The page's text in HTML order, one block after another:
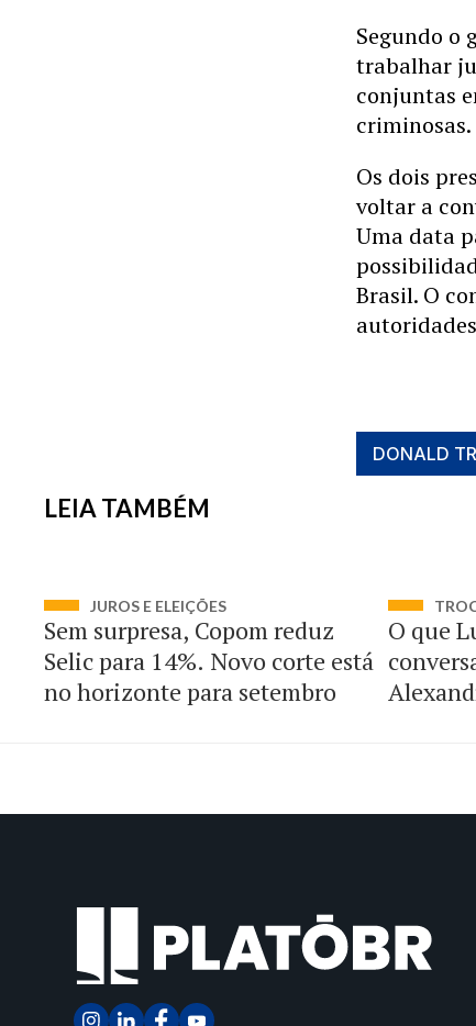
Segundo o
trabalhar
conjuntas
criminosas.
Os dois
voltar a
Uma data
Brasil. O
DONALD
LEIA TAMBÉM
JUROS E ELEIÇÕES
Sem surpresa, Copom reduz
Selic para 14%. Novo corte está
no horizonte para setembro
O que